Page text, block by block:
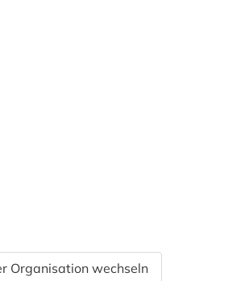
Organisation wechseln